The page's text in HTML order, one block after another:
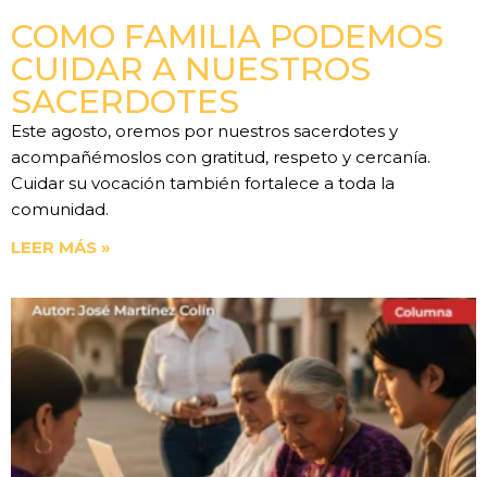
COMO FAMILIA PODEMOS
CUIDAR A NUESTROS
SACERDOTES
Este agosto, oremos por nuestros sacerdotes y
acompañémoslos con gratitud, respeto y cercanía.
Cuidar su vocación también fortalece a toda la
comunidad.
LEER MÁS »